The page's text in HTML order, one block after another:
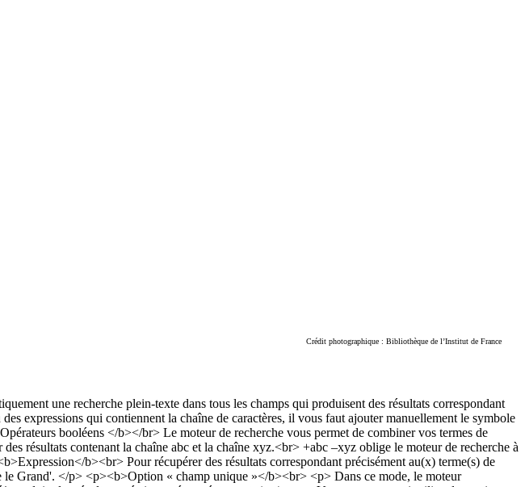
Crédit photographique : Bibliothèque de l’Institut de France